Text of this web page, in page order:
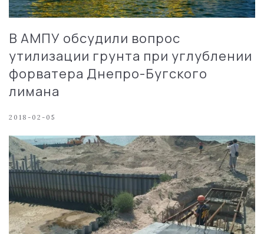
В АМПУ обсудили вопрос
утилизации грунта при углублении
форватера Днепро-Бугского
лимана
2018-02-05